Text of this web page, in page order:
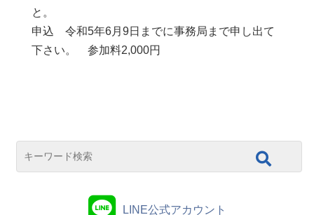
と。
申込 令和5年6月9日までに事務局まで申し出て
下さい。 参加料2,000円
LINE公式アカウント